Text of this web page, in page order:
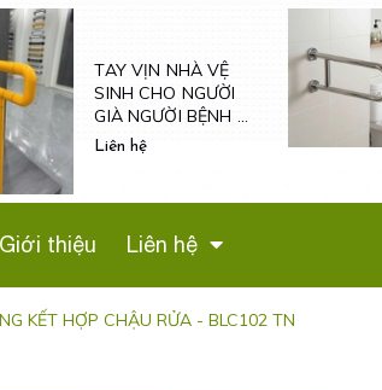
SINH CHO NGƯỜI
GIÀ NGƯỜI BỆNH
VÀ NỮ MANG THAI
- TV600
Liên hệ
Giới thiệu Liên hệ
KẾT HỢP CHẬU RỬA - BLC102 TN